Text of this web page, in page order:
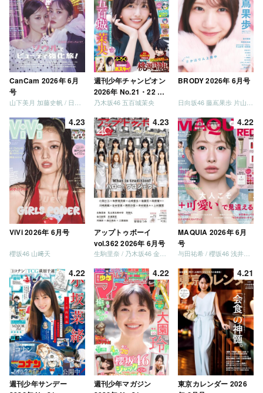
CanCam 2026年 6月
号
週刊少年チャンピオン
2026年 No.21・22 合
併号
乃木坂46 五百城茉央
BRODY 2026年 6月号
4.23
ViVi 2026年 6月号
櫻坂46 山﨑天
4.23
アップトゥボーイ
vol.362 2026年 6月号
生駒里奈 / 乃木坂46 金川紗耶 森平麗心
4.22
MAQUIA 2026年 6月
号
与田祐希 / 櫻坂46 浅井恋乃未
4.22
週刊少年サンデー
4.22
週刊少年マガジン
4.21
東京カレンダー 2026